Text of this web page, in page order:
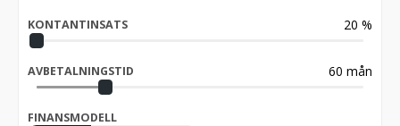
KONTANTINSATS 20 %
AVBETALNINGSTID 60 mån
FINANSMODELL